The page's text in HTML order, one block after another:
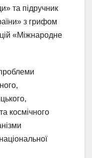
та підручник
з грифом
«Міжнародне
космічного